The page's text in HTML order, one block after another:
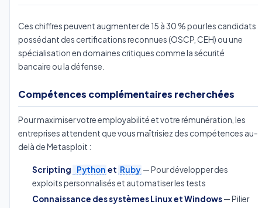
Ces chiffres peuvent augmenter de 15 à 30 % pour les candidats
possédant des certifications reconnues (OSCP, CEH) ou une
spécialisation en domaines critiques comme la sécurité
bancaire ou la défense.
Compétences complémentaires recherchées
Pour maximiser votre employabilité et votre rémunération, les
entreprises attendent que vous maîtrisiez des compétences au-
delà de Metasploit :
Scripting Python et Ruby — Pour développer des
exploits personnalisés et automatiser les tests
Connaissance des systèmes Linux et Windows— Pilier